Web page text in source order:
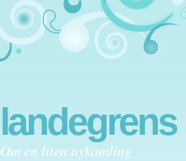
landegrens
Om en liten nykomling